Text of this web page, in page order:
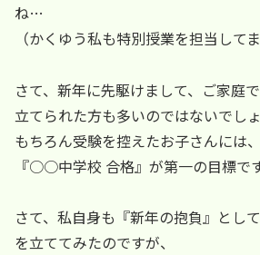
ね…
（かくゆう私も特別授業を担当して
さて、新年に先駆けまして、ご家庭
立てられた方も多いのではないでし
もちろん受験を控えたお子さんには、
『○○中学校 合格』が第一の目標
さて、私自身も『新年の抱負』とし
を立ててみたのですが、